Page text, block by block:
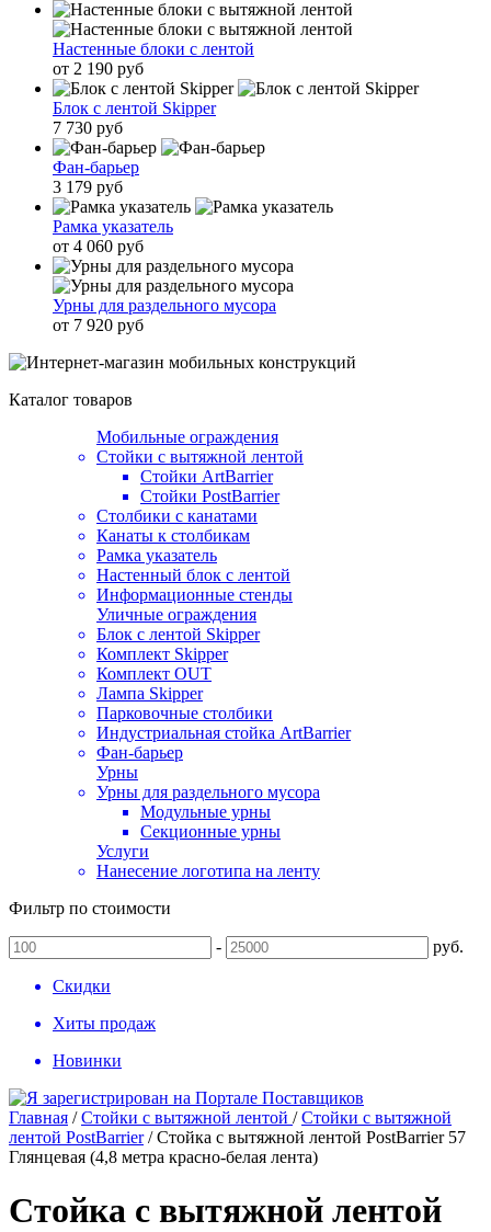
Настенные блоки с лентой
от 2 190 руб
Блок с лентой Skipper
7 730 руб
Фан-барьер
3 179 руб
Рамка указатель
от 4 060 руб
Урны для раздельного мусора
от 7 920 руб
Каталог товаров
Мобильные ограждения
Стойки с вытяжной лентой
Стойки ArtBarrier
Стойки PostBarrier
Столбики с канатами
Канаты к столбикам
Рамка указатель
Настенный блок с лентой
Информационные стенды
Уличные ограждения
Блок с лентой Skipper
Комплект Skipper
Комплект OUT
Лампа Skipper
Парковочные столбики
Индустриальная стойка ArtBarrier
Фан-барьер
Урны
Урны для раздельного мусора
Модульные урны
Секционные урны
Услуги
Нанесение логотипа на ленту
Фильтр по стоимости
- руб.
Скидки
Хиты продаж
Новинки
Главная /Стойки с вытяжной лентой /Стойки с вытяжной
лентой PostBarrier/Стойка с вытяжной лентой PostBarrier 57
Глянцевая (4,8 метра красно-белая лента)
Стойка с вытяжной лентой